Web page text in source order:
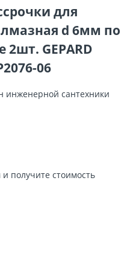
для
d 6мм по
2шт. GEPARD
06
получите стоимость